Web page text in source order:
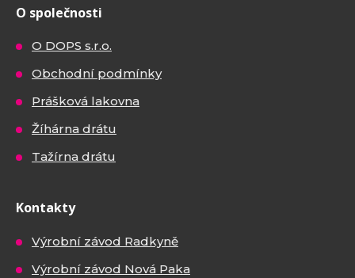
O společnosti
O DOPS s.r.o.
Obchodní podmínky
Prášková lakovna
Žíhárna drátu
Tažírna drátu
Kontakty
Výrobní závod Radkyně
Výrobní závod Nová Paka